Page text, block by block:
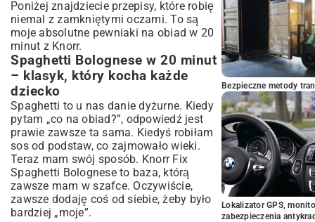
Poniżej znajdziecie przepisy, które robię
niemal z zamkniętymi oczami. To są
moje absolutne pewniaki na obiad w 20
minut z Knorr.
Spaghetti Bolognese w 20 minut
– klasyk, który kocha każde
dziecko
Spaghetti to u nas danie dyżurne. Kiedy
pytam „co na obiad?”, odpowiedź jest
prawie zawsze ta sama. Kiedyś robiłam
sos od podstaw, co zajmowało wieki.
Teraz mam swój sposób. Knorr Fix
Spaghetti Bolognese to baza, którą
zawsze mam w szafce. Oczywiście,
zawsze dodaję coś od siebie, żeby było
bardziej „moje”.
Bezpieczne metody
Lokalizator GPS,
zabezpieczenia